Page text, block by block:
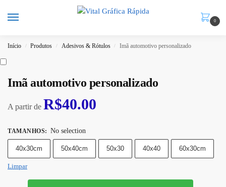
0
Início / Produtos / Adesivos & Rótulos / Imã automotivo personalizado
Imã automotivo personalizado
A partir de R$40.00
TAMANHOS: No selection
40x30cm 50x40cm 50x30 40x40 60x30cm
Limpar